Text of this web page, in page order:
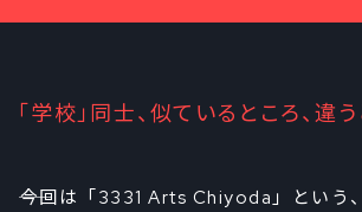
「学校」同士、似ているところ、違
――今回は「3331 Arts Chiyoda」という